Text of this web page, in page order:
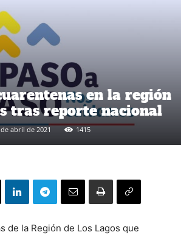
en la región
tras reporte nacional
de abril de 2021 1415
de la Región de Los Lagos que